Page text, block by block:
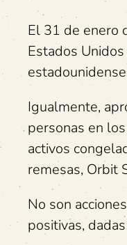
El 31 de enero
Estados
Igualmente,
personas en
activos
remesas, Orbit
No son
positivas,